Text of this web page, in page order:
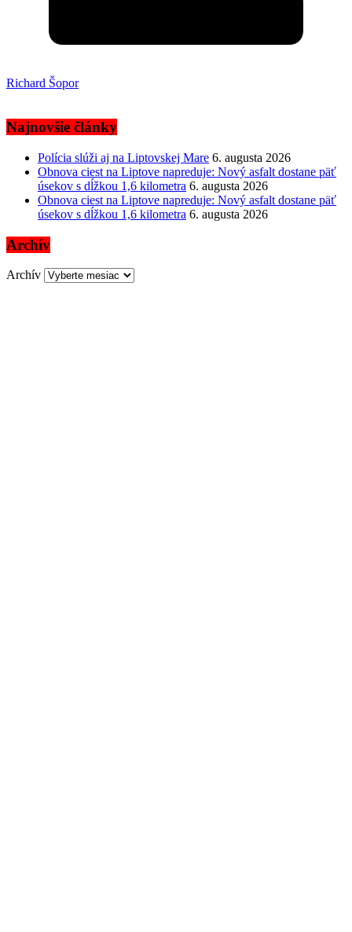
Richard Šopor
Najnovšie články
Polícia slúži aj na Liptovskej Mare 6. augusta 2026
Obnova ciest na Liptove napreduje: Nový asfalt dostane päť
úsekov s dĺžkou 1,6 kilometra 6. augusta 2026
Obnova ciest na Liptove napreduje: Nový asfalt dostane päť
úsekov s dĺžkou 1,6 kilometra 6. augusta 2026
Archív
Archív